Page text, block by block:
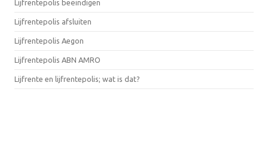
Lijfrentepolis beëindigen
Lijfrentepolis afsluiten
Lijfrentepolis Aegon
Lijfrentepolis ABN AMRO
Lijfrente en lijfrentepolis; wat is dat?